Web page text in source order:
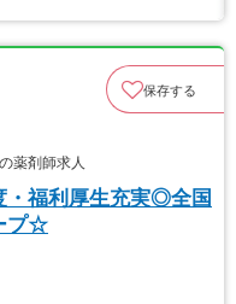
保存する
薬剤師求人
・福利厚生充実◎全国
プ☆